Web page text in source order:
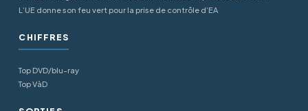
L’UE donne son feu vert pour la prise de contrôle d’EA
CHIFFRES
Top DVD/blu-ray
Top VàD